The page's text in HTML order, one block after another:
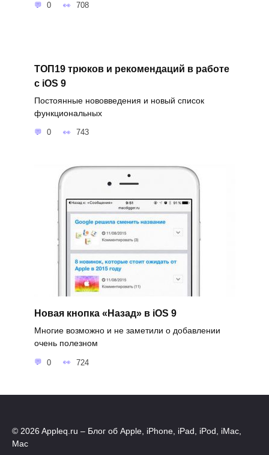
0 708
ТОП19 трюков и рекомендаций в работе
с iOS 9
Постоянные нововведения и новый список
функциональных
0 743
Новая кнопка «Назад» в iOS 9
Многие возможно и не заметили о добавлении
очень полезном
0 724
© 2026 Appleq.ru – Блог об Apple, iPhone, iPad, iPod, iMac,
Mac